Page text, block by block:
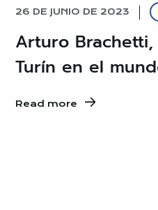
26 DE JUNIO DE 2023
Arturo
Turín en el
Read more